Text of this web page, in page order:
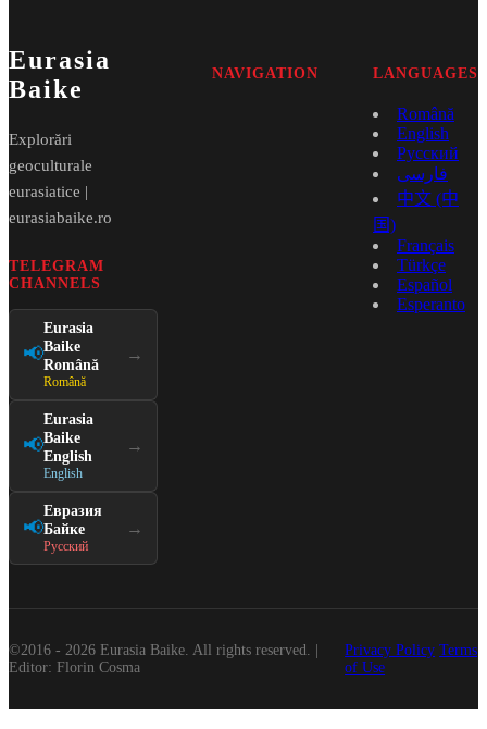
Eurasia
Baike
Explorări
geoculturale
eurasiatice |
eurasiabaike.ro
TELEGRAM
CHANNELS
📢
Eurasia
Baike
Română
Română
→
📢
Eurasia
Baike
English
English
→
📢
Евразия
Байке
Русский
→
NAVIGATION LANGUAGES
Română
English
Русский
فارسی
中文 (中
国)
Français
Türkçe
Español
Esperanto
©2016 - 2026 Eurasia Baike. All rights reserved. |
Editor: Florin Cosma
Privacy Policy Terms
of Use